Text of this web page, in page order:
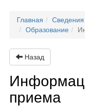
Главная
Сведения
Образование
Назад
приема